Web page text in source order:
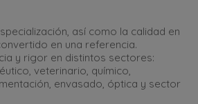
así como la calidad en
en una referencia.
y rigor en distintos sectores:
veterinario, químico,
envasado, óptica y sector